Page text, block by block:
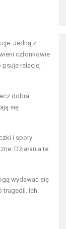
Jedną z
członkowie
psuje relacje,
dobra
się
i spory
Działania te
wydawać się
tragedii. Ich